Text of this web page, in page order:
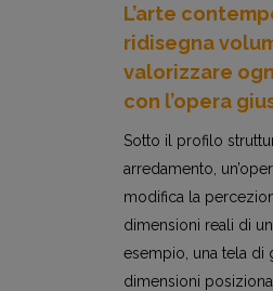
L’arte
ridisegna
valorizzare
con l’opera
Sotto il profilo
arredamento,
modifica la
dimensioni reali di
esempio, una tela di
dimensioni